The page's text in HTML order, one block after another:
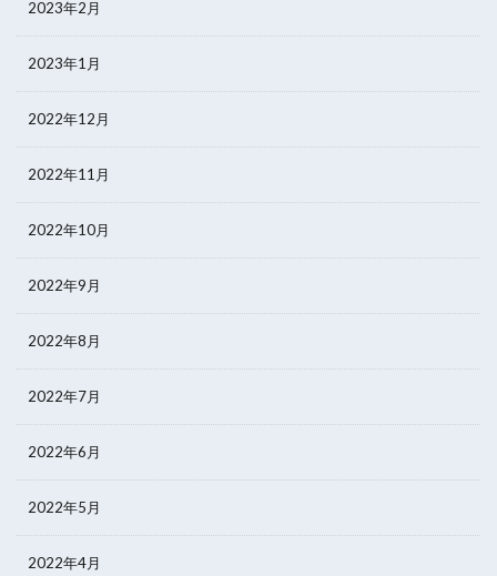
2023年2月
2023年1月
2022年12月
2022年11月
2022年10月
2022年9月
2022年8月
2022年7月
2022年6月
2022年5月
2022年4月